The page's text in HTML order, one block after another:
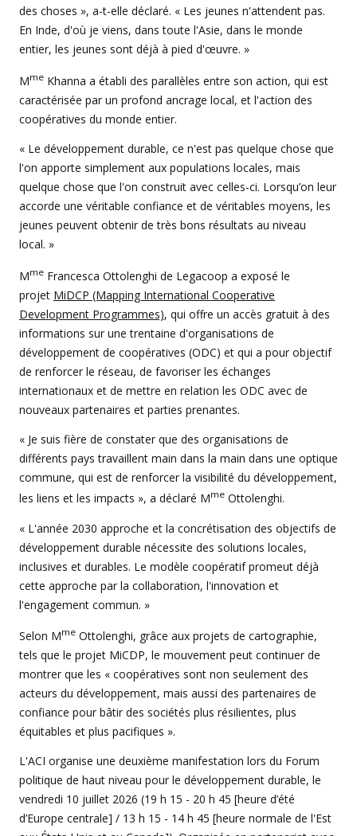
des choses », a-t-elle déclaré. « Les jeunes n'attendent pas.
En Inde, d'où je viens, dans toute l'Asie, dans le monde
entier, les jeunes sont déjà à pied d'œuvre. »
Mme Khanna a établi des parallèles entre son action, qui est
caractérisée par un profond ancrage local, et l'action des
coopératives du monde entier.
« Le développement durable, ce n'est pas quelque chose que
l'on apporte simplement aux populations locales, mais
quelque chose que l'on construit avec celles-ci. Lorsqu’on leur
accorde une véritable confiance et de véritables moyens, les
jeunes peuvent obtenir de très bons résultats au niveau
local. »
Mme Francesca Ottolenghi de Legacoop a exposé le
projet MiDCP (Mapping International Cooperative
Development Programmes), qui offre un accès gratuit à des
informations sur une trentaine d'organisations de
développement de coopératives (ODC) et qui a pour objectif
de renforcer le réseau, de favoriser les échanges
internationaux et de mettre en relation les ODC avec de
nouveaux partenaires et parties prenantes.
« Je suis fière de constater que des organisations de
différents pays travaillent main dans la main dans une optique
commune, qui est de renforcer la visibilité du développement,
les liens et les impacts », a déclaré Mme Ottolenghi.
« L'année 2030 approche et la concrétisation des objectifs de
développement durable nécessite des solutions locales,
inclusives et durables. Le modèle coopératif promeut déjà
cette approche par la collaboration, l'innovation et
l'engagement commun. »
Selon Mme Ottolenghi, grâce aux projets de cartographie,
tels que le projet MiCDP, le mouvement peut continuer de
montrer que les « coopératives sont non seulement des
acteurs du développement, mais aussi des partenaires de
confiance pour bâtir des sociétés plus résilientes, plus
équitables et plus pacifiques ».
L'ACI organise une deuxième manifestation lors du Forum
politique de haut niveau pour le développement durable, le
vendredi 10 juillet 2026 (19 h 15 - 20 h 45 [heure d’été
d’Europe centrale] / 13 h 15 - 14 h 45 [heure normale de l'Est